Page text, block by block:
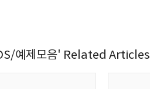
예제모음' Related Articles